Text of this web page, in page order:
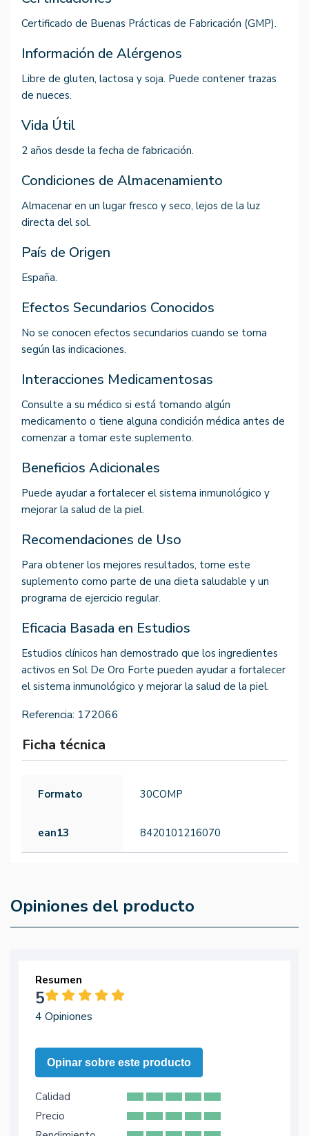
Certificado de Buenas Prácticas de Fabricación (GMP).
Información de Alérgenos
Libre de gluten, lactosa y soja. Puede contener trazas
de nueces.
Vida Útil
2 años desde la fecha de fabricación.
Condiciones de Almacenamiento
Almacenar en un lugar fresco y seco, lejos de la luz
directa del sol.
País de Origen
España.
Efectos Secundarios Conocidos
No se conocen efectos secundarios cuando se toma
según las indicaciones.
Interacciones Medicamentosas
Consulte a su médico si está tomando algún
medicamento o tiene alguna condición médica antes de
comenzar a tomar este suplemento.
Beneficios Adicionales
Puede ayudar a fortalecer el sistema inmunológico y
mejorar la salud de la piel.
Recomendaciones de Uso
Para obtener los mejores resultados, tome este
suplemento como parte de una dieta saludable y un
programa de ejercicio regular.
Eficacia Basada en Estudios
Estudios clínicos han demostrado que los ingredientes
activos en Sol De Oro Forte pueden ayudar a fortalecer
el sistema inmunológico y mejorar la salud de la piel.
Referencia: 172066
Ficha técnica
Formato 30COMP
ean13 8420101216070
Opiniones del producto
Resumen
5
4 Opiniones
Opinar sobre este producto
Calidad
Precio